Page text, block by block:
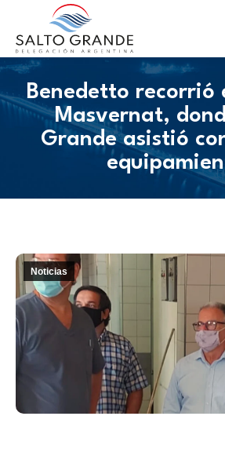
Benedetto recorrió
Masvernat,
Grande asistió
Noticias